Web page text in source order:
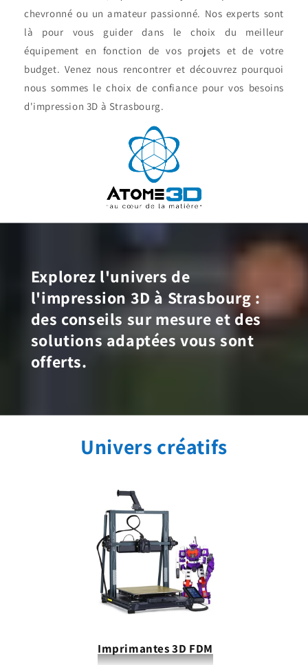
chevronné ou un amateur passionné. Nos experts sont
là pour vous guider dans le choix du meilleur
équipement en fonction de vos projets et de votre
budget. Venez nous rencontrer et découvrez pourquoi
nous sommes le choix de confiance pour vos besoins
d'impression 3D à Strasbourg.
Explorez l'univers de
l'impression 3D à Strasbourg :
des conseils sur mesure et des
solutions adaptées vous sont
offerts.
Univers créatifs
Imprimantes 3D FDM